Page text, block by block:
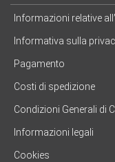
Informazioni relative
Informativa sulla
Pagamento
Costi di spedizione
Condizioni Generali di
Informazioni legali
Cookies